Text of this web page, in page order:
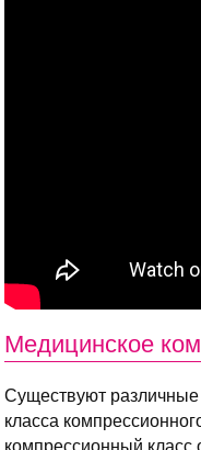
Медицинское
Существуют различные
класса